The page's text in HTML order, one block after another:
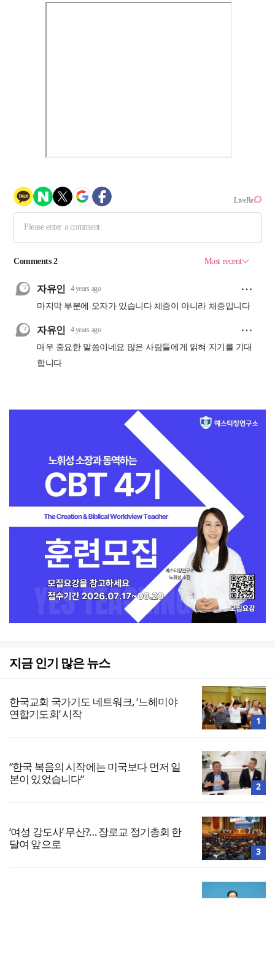
지금 인기 많은 뉴스
한국교회 국가기도 네트워크, ‘느헤미야
연합기도회’ 시작
1
“한국 복음의 시작에는 미국보다 먼저 일
본이 있었습니다”
2
‘여성 강도사’ 무산?… 장로교 정기총회 한
달여 앞으로
3